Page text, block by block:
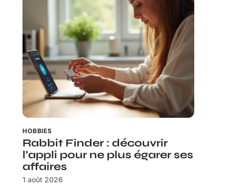
HOBBIES
Rabbit Finder : découvrir
l’appli pour ne plus égarer ses
affaires
1 août 2026